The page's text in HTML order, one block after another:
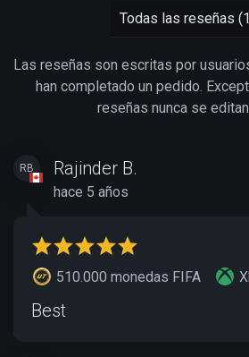
Las reseñas son escritas por
han completado un pedido.
reseñas nunca se
RB Rajinder B.
hace 5 años
510.000 monedas FIFA
Best